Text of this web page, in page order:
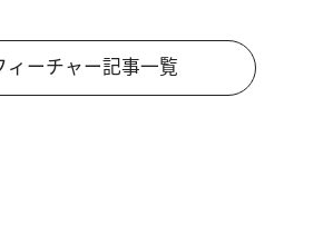
ィーチャー記事一覧